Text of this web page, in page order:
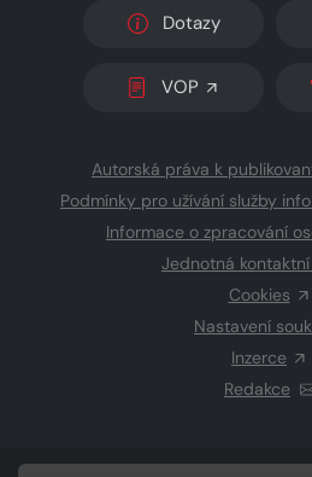
Dotazy
VOP
Autorská práva k
Podmínky pro užívání služby
Informace o zpracování
Jednotná
Cookies
Nastavení
Inzerce
Redakce